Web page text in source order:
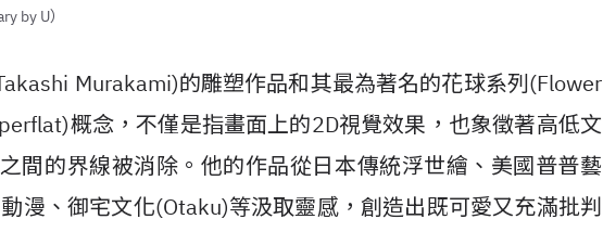
by U）
Murakami)的雕塑作品和其最為著名的花球系列(Flower
概念，不僅是指畫面上的2D視覺效果，也象徵著高低文
間的界線被消除。他的作品從日本傳統浮世繪、美國普普藝
漫、御宅文化(Otaku)等汲取靈感，創造出既可愛又充滿批判